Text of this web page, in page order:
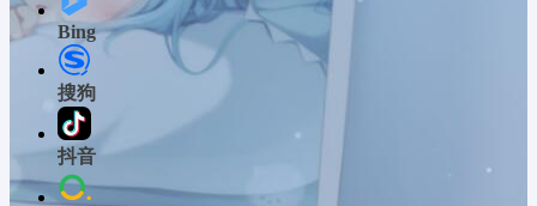
Bing
搜狗
抖音